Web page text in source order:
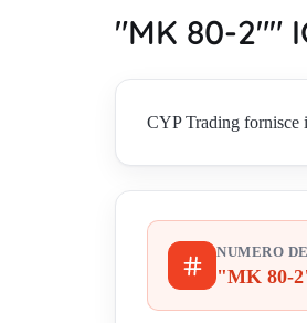
"MK 80-2""
CYP Trading
NUMERO
"MK 80-